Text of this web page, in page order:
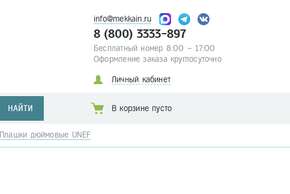
info@mekkain.ru
8 (800) 3333-897
Бесплатный номер 8:00 – 17:00
Оформление заказа круглосуточно
Личный кабинет
НАЙТИ В корзине пусто
Плашки дюймовые UNЕF